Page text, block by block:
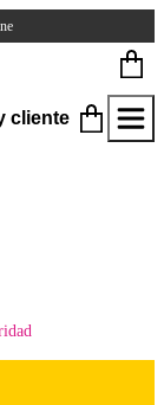
cliente